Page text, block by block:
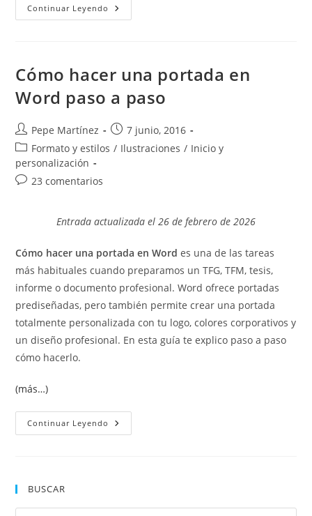
Continuar Leyendo Insertar
Imágenes
Cómo hacer una portada en
Word paso a paso
Autor
de
la
entrada:
Pepe Martínez
Publicación
de
7 junio, 2016
Categoría
de
la
Formato y estilos / Ilustraciones / Inicio y
personalización
Comentarios
23 comentarios
Entrada actualizada el 26 de febrero de 2026
Cómo hacer una portada en Word es una de las tareas
más habituales cuando preparamos un TFG, TFM, tesis,
informe o documento profesional. Word ofrece portadas
prediseñadas, pero también permite crear una portada
totalmente personalizada con tu logo, colores corporativos y
un diseño profesional. En esta guía te explico paso a paso
cómo hacerlo.
(más…)
Continuar Leyendo Cómo
Hacer
BUSCAR